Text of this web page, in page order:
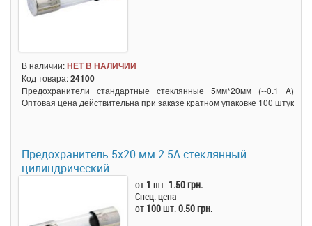
В наличии:НЕТ В НАЛИЧИИ
Код товара:24100
Предохранители стандартные стеклянные 5мм*20мм (--0.1 A)
Оптовая цена действительна при заказе кратном упаковке 100 штук
Предохранитель 5x20 мм 2.5A стеклянный
цилиндрический
от 1 шт. 1.50 грн.
Спец. цена
от 100шт.0.50 грн.